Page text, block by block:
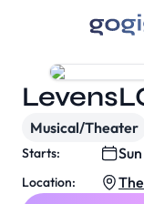
Musical/Theater
Starts:
Location: